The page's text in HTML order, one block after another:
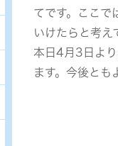
てです。ここで
いけたらと考え
本日4月3日よ
ます。今後とも